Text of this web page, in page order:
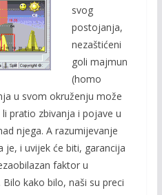
svog
postojanja,
nezaštićeni
goli majmun
(homo
u svom okruženju može
pratio zbivanja i pojave u
njega. A razumijevanje
je, i uvijek će biti, garancija
faktor u
kako bilo, naši su preci